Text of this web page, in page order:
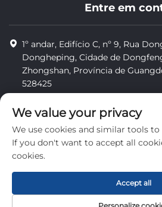
Entre em
1º andar, Edifício C, nº 9, Rua
Dongheping, Cidade de
Zhongshan, Província de
528425
[email protected]
privacidade
We value your privacy
We use cookies and similar tools
If you don't want to accept all
cookies.
Accept all